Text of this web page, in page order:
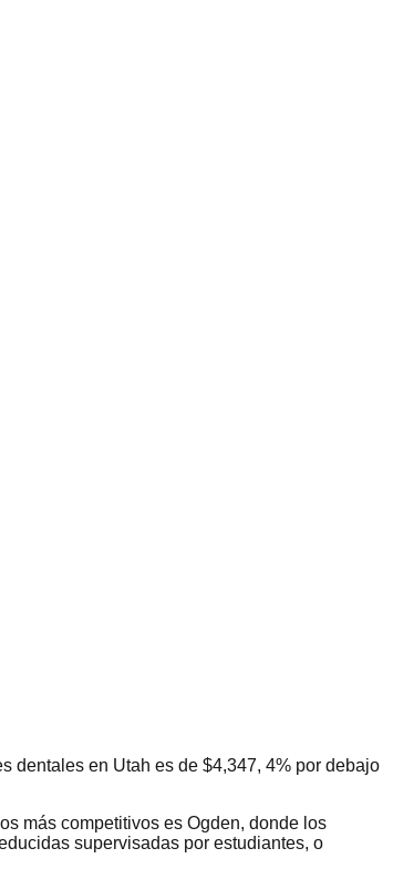
dentales en Utah es de $4,347, 4% por debajo
más competitivos es Ogden, donde los
supervisadas por estudiantes, o